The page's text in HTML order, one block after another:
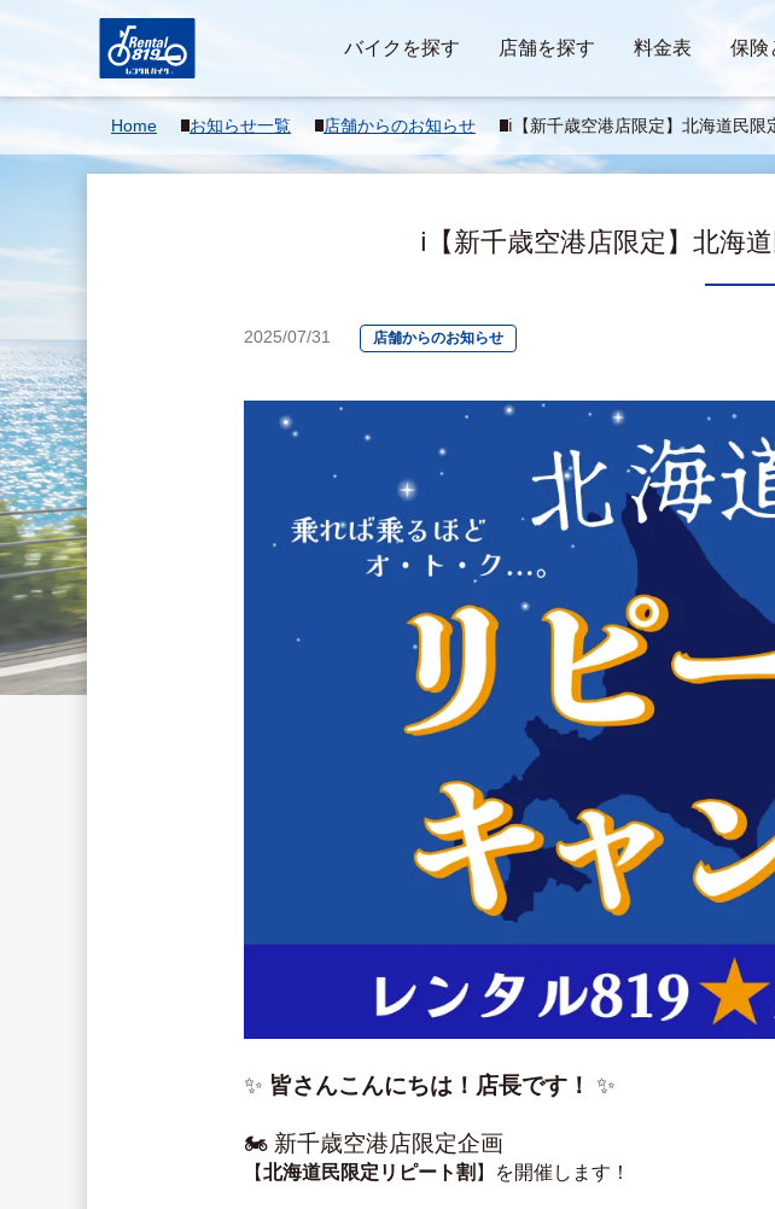
バイクを探す 店舗を探す 料金表 保険
Home お知らせ一覧 店舗からのお知らせ
ℹ️【新千歳空港店限定】北海道民限
ト割キャンペーン✨👀
ℹ️【新千歳空港店限定】北海
2025/07/31 店舗からのお知らせ
✨ 皆さんこんにちは！店長です！ ✨
🏍️ 新千歳空港店限定企画
【北海道民限定リピート割 】を開催します！